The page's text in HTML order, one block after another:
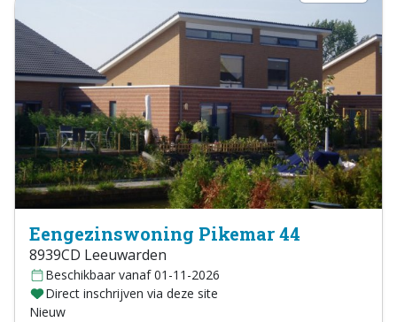
Eengezinswoning Pikemar 44
8939CD Leeuwarden
Beschikbaar vanaf 01-11-2026
Direct inschrijven via deze site
Nieuw